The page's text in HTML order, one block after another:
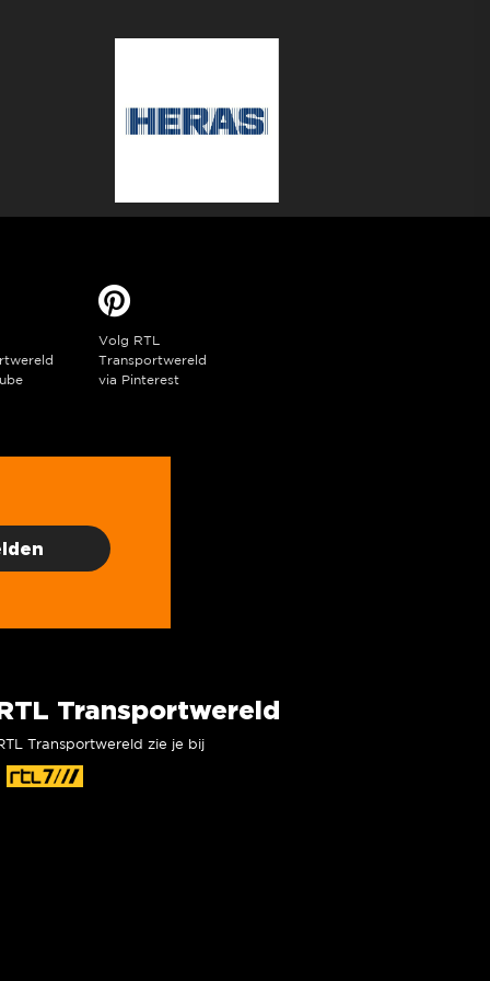
Volg RTL
Transportwereld
via Pinterest
Transportwereld
Transportwereld zie je bij